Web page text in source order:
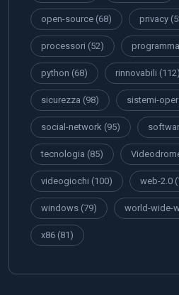
open-source (68) privacy
processori (52)
python (68) rinnovabili (112)
sicurezza (98) sistemi-
social-network (95)
tecnologia (85)
videogiochi (100) web-2.0
windows (79) world-wide-
x86 (81)